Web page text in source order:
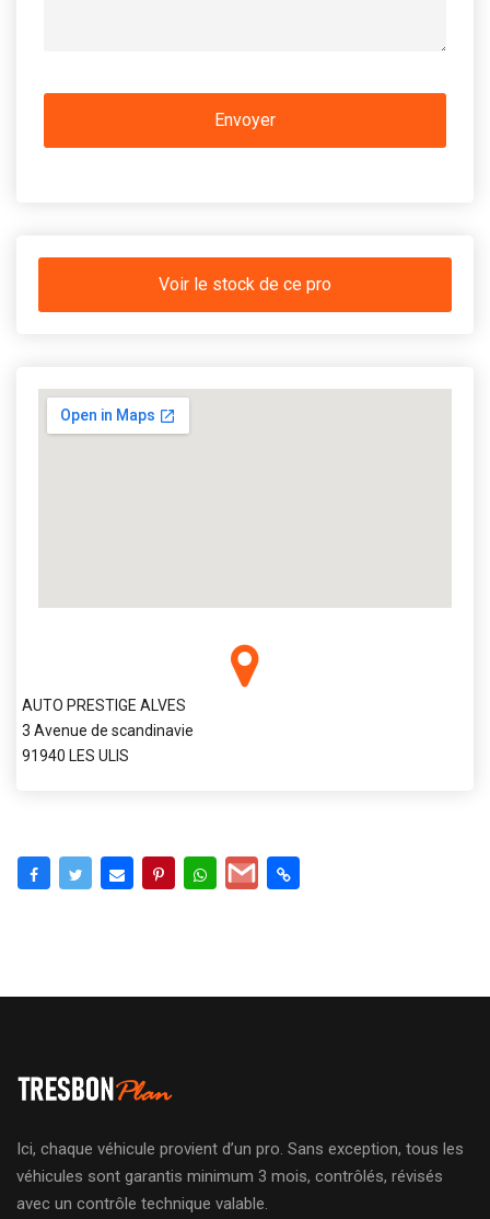
Voir le stock de ce pro
AUTO PRESTIGE ALVES
3 Avenue de scandinavie
91940 LES ULIS
Ici, chaque véhicule provient d’un pro. Sans exception, tous les
véhicules sont garantis minimum 3 mois, contrôlés, révisés
avec un contrôle technique valable.